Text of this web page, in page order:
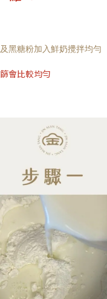
黑糖粉加入鮮奶攪拌均勻
會比較均勻